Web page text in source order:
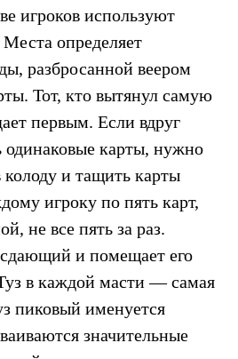
игроков используют
определяет
разбросанной веером
Тот, кто вытянул самую
первым. Если вдруг
одинаковые карты, нужно
колоду и тащить карты
игроку по пять карт,
не все пять за раз.
и помещает его
в каждой масти — самая
пиковый именуется
значительные